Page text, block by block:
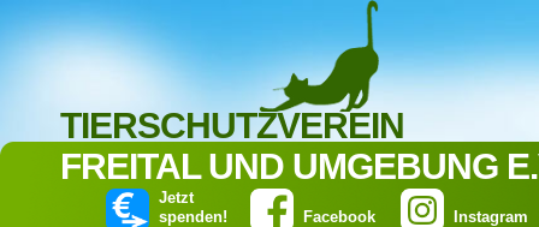
TIERSCHUTZVEREIN
FREITAL UND UMGEBUNG
Instagram
Facebook
Jetzt
spenden!